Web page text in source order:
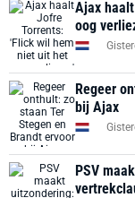
Ajax
oog
Regeer
bij Ajax
PSV